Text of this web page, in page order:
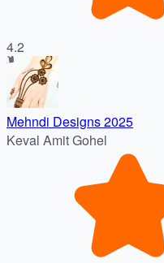
4.2
Mehndi Designs 2025
Keval Amit Gohel